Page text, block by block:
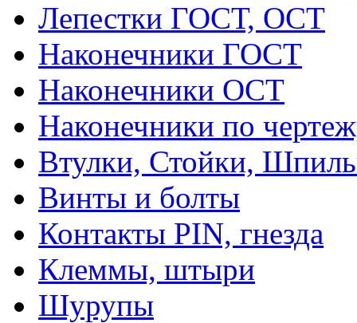
Лепестки ГОСТ, ОСТ
Наконечники ГОСТ
Наконечники ОСТ
Наконечники по
Втулки, Стойки,
Винты и болты
Контакты PIN, гнезда
Клеммы, штыри
Шурупы